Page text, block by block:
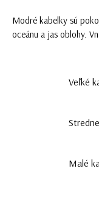
Modré kabelky sú
oceánu a jas oblohy.
Veľké
Malé